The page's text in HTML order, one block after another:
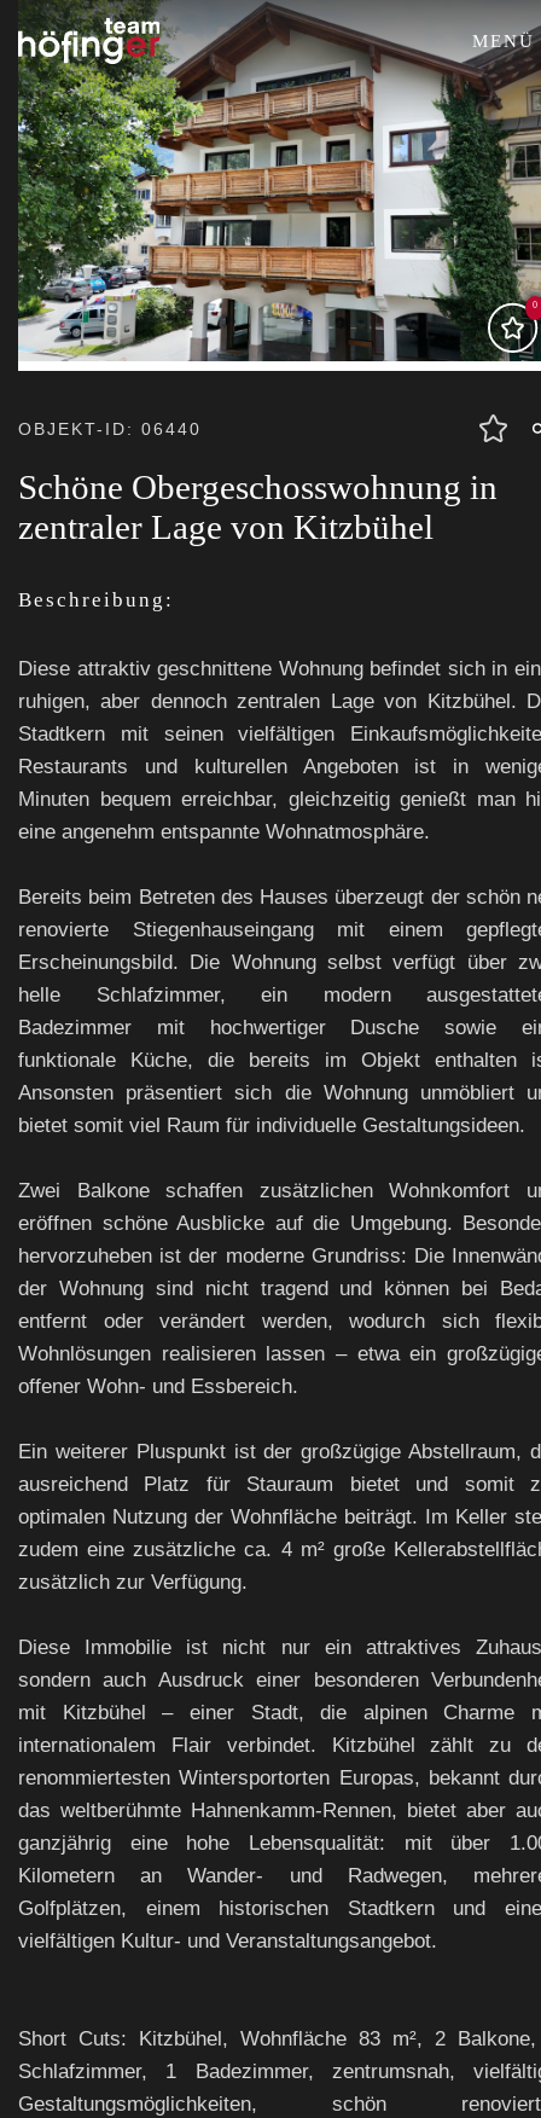
MENÜ
0
OBJEKT-ID: 06440
Schöne Obergeschosswohnung in
zentraler Lage von Kitzbühel
Beschreibung:
Diese attraktiv geschnittene Wohnung befindet sich in
ruhigen, aber dennoch zentralen Lage von Kitzbühel.
Stadtkern mit seinen vielfältigen
Restaurants und kulturellen Angeboten ist in
Minuten bequem erreichbar, gleichzeitig genießt man
eine angenehm entspannte Wohnatmosphäre.
Bereits beim Betreten des Hauses überzeugt der schön
renovierte Stiegenhauseingang mit einem
Erscheinungsbild. Die Wohnung selbst verfügt über
helle Schlafzimmer, ein modern
Badezimmer mit hochwertiger Dusche sowie
funktionale Küche, die bereits im Objekt enthalten
Ansonsten präsentiert sich die Wohnung unmöbliert
bietet somit viel Raum für individuelle Gestaltungsideen.
Zwei Balkone schaffen zusätzlichen Wohnkomfort
eröffnen schöne Ausblicke auf die Umgebung.
hervorzuheben ist der moderne Grundriss: Die
der Wohnung sind nicht tragend und können bei
entfernt oder verändert werden, wodurch sich
Wohnlösungen realisieren lassen – etwa ein
offener Wohn- und Essbereich.
Ein weiterer Pluspunkt ist der großzügige Abstellraum,
ausreichend Platz für Stauraum bietet und somit
optimalen Nutzung der Wohnfläche beiträgt. Im Keller
zudem eine zusätzliche ca. 4 m² große
zusätzlich zur Verfügung.
Diese Immobilie ist nicht nur ein attraktives
sondern auch Ausdruck einer besonderen
mit Kitzbühel – einer Stadt, die alpinen Charme
internationalem Flair verbindet. Kitzbühel zählt zu
renommiertesten Wintersportorten Europas, bekannt
das weltberühmte Hahnenkamm-Rennen, bietet aber
ganzjährig eine hohe Lebensqualität: mit über
Kilometern an Wander- und Radwegen,
Golfplätzen, einem historischen Stadtkern und
vielfältigen Kultur- und Veranstaltungsangebot.
Short Cuts: Kitzbühel, Wohnfläche 83 m², 2
Schlafzimmer, 1 Badezimmer, zentrumsnah,
Gestaltungsmöglichkeiten, schön